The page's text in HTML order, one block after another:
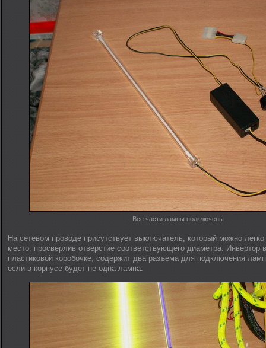
Все части лампы подключены
На сетевом проводе присутствует выключатель, который можно
место, просверлив отверстие соответствующего диаметра. Инвертор
пластиковой коробочке, содержит два разъема для подключения
если в корпусе будет не одна лампа.